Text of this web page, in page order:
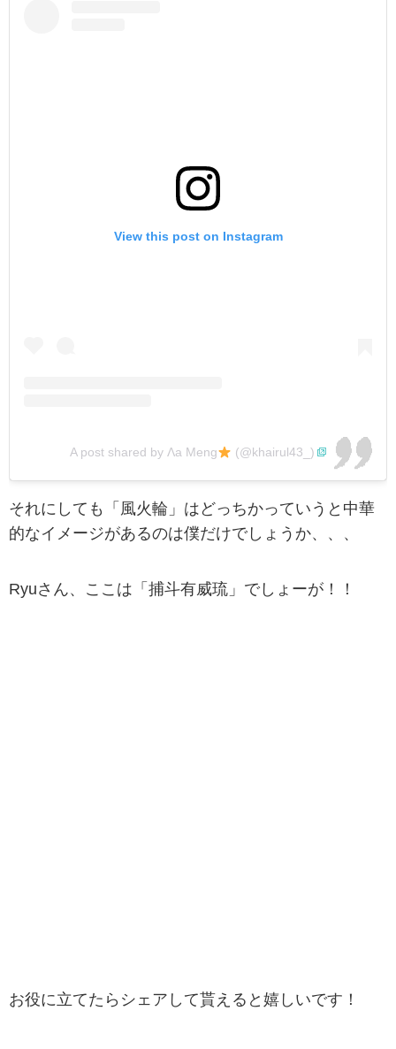
View this post on Instagram
A post shared by Λa Meng (@khairul43_)
それにしても「風火輪」はどっちかっていうと中華
的なイメージがあるのは僕だけでしょうか、、、
Ryuさん、ここは「 捕斗有威琉」でしょーが！！
お役に立てたらシェアして貰えると嬉しいです！